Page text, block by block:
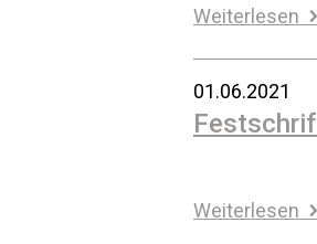
Weiterlesen
01.06.2021
Weiterlesen